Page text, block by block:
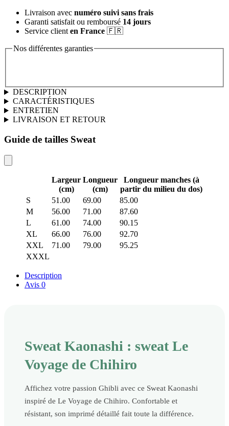
Livraison avec numéro suivi sans frais
Garanti satisfait ou remboursé 14 jours
Service client en France 🇫🇷
Nos différentes garanties
DESCRIPTION
CARACTÉRISTIQUES
ENTRETIEN
LIVRAISON ET RETOUR
Guide de tailles Sweat
Largeur
(cm)
Longueur
(cm)
Longueur manches (à
partir du milieu du dos)
S
51.00 69.00
85.00
M
56.00 71.00
87.60
L
61.00 74.00
90.15
XL
66.00 76.00
92.70
XXL
71.00 79.00
95.25
XXXL
Description
Avis 0
Sweat Kaonashi : sweat Le
Voyage de Chihiro
Affichez votre passion Ghibli avec ce Sweat Kaonashi
inspiré de Le Voyage de Chihiro. Confortable et
résistant, son imprimé détaillé fait toute la différence.